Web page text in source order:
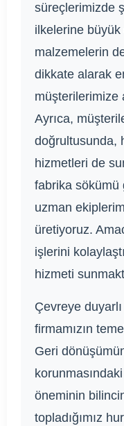
süreçlerimizde
ilkelerine
malzemelerin
dikkate alarak
müşterilerimize
Ayrıca,
doğrultusunda,
hizmetleri de
fabrika sökümü
uzman
üretiyoruz.
işlerini
hizmeti
Çevreye
firmamızın
Geri
öneminin
topladığımız